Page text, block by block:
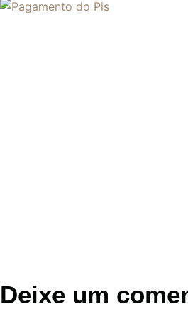
Deixe um